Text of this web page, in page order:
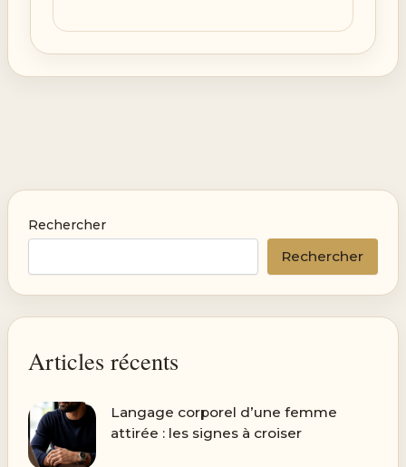
Rechercher
Rechercher
Articles récents
Langage corporel d’une femme
attirée : les signes à croiser